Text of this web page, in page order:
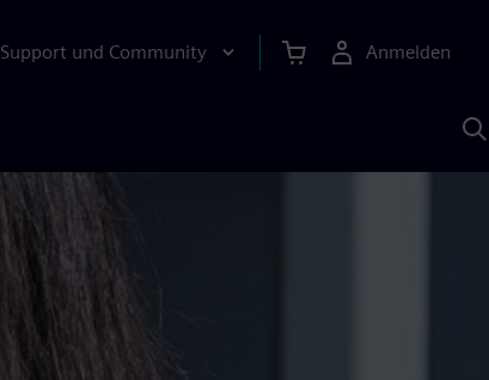
Support und Community Anmelden
KI